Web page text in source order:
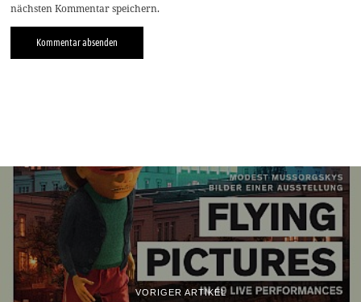
nächsten Kommentar speichern.
VORIGER ARTIKEL